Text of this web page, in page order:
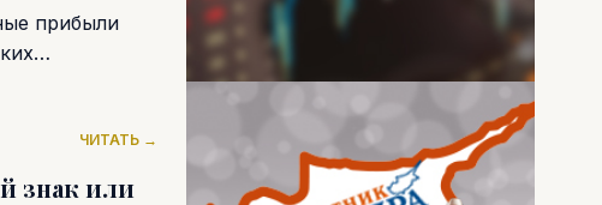
прибыли
ЧИТАТЬ →
знак или